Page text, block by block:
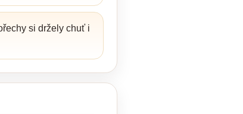
si držely chuť i